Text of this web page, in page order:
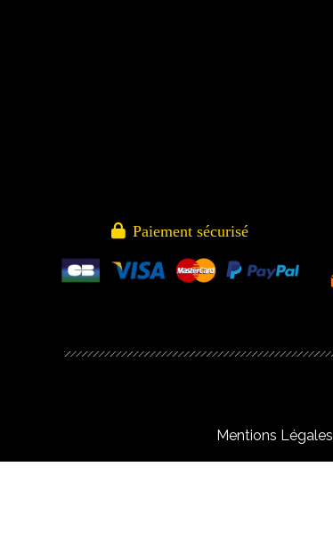
 Paiement sécurisé
Mentions Légales